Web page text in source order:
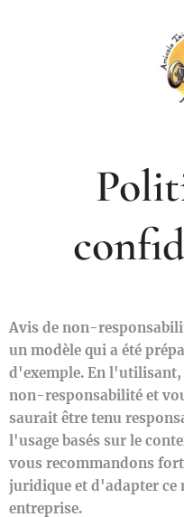
Avis de non-
un modèle qui a été
d'exemple. En l'utilisant,
non-responsabilité et
saurait être tenu
l'usage basés sur le
vous recommandons
juridique et d'adapter ce
entreprise.